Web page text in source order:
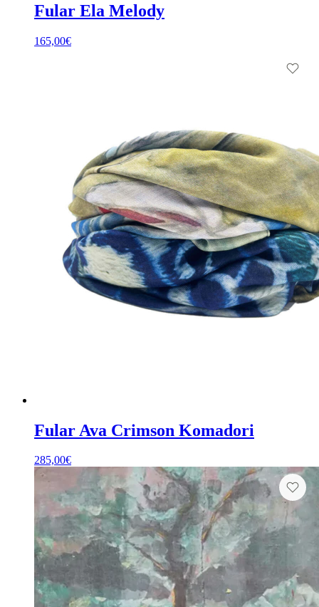
Fular Ela Melody
165,00€
Fular Ava Crimson Komadori
285,00€